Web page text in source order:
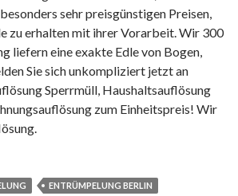
sehr preisgünstigen Preisen,
zu erhalten mit ihrer Vorarbeit. Wir 300
liefern eine exakte Edle von Bogen,
Sie sich unkompliziert jetzt an
Sperrmüll, Haushaltsauflösung
zum Einheitspreis! Wir
ENTRÜMPELUNG BERLIN